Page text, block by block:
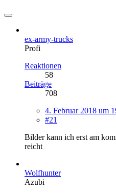
ex-army-trucks
Profi
Reaktionen
58
Beiträge
708
4. Februar 2018 um
#21
Bilder kann ich erst am
reicht
Wolfhunter
Azubi